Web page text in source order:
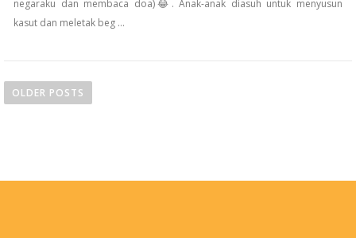
negaraku dan membaca doa)😂. Anak-anak diasuh untuk menyusun
kasut dan meletak beg …
O
OLDER POSTS